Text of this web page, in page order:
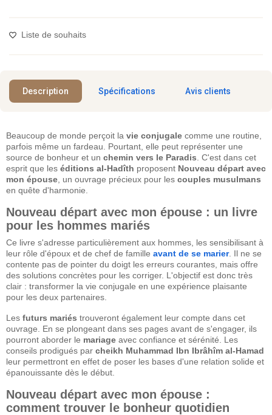
Liste de souhaits
Description Spécifications Avis clients
Beaucoup de monde perçoit la vie conjugale comme une routine,
parfois même un fardeau. Pourtant, elle peut représenter une
source de bonheur et un chemin vers le Paradis . C'est dans cet
esprit que les éditions al-Hadîth proposent Nouveau départ avec
mon épouse , un ouvrage précieux pour les couples musulmans
en quête d'harmonie.
Nouveau départ avec mon épouse : un livre
pour les hommes mariés
Ce livre s'adresse particulièrement aux hommes, les sensibilisant à
leur rôle d'époux et de chef de famille avant de se marier. Il ne se
contente pas de pointer du doigt les erreurs courantes, mais offre
des solutions concrètes pour les corriger. L'objectif est donc très
clair : transformer la vie conjugale en une expérience plaisante
pour les deux partenaires.
Les futurs mariés trouveront également leur compte dans cet
ouvrage. En se plongeant dans ses pages avant de s'engager, ils
pourront aborder le mariage avec confiance et sérénité. Les
conseils prodigués par cheikh Muhammad Ibn Ibrâhîm al-Hamad
leur permettront en effet de poser les bases d'une relation solide et
épanouissante dès le début.
Nouveau départ avec mon épouse :
comment trouver le bonheur quotidien